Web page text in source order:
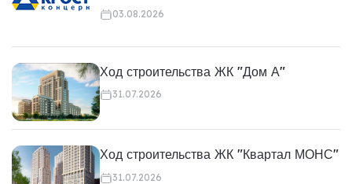
03.08.2026
Ход строительства ЖК "Дом А"
31.07.2026
Ход строительства ЖК "Квартал МОНС"
31.07.2026